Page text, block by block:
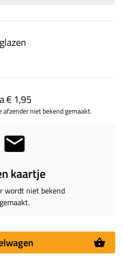
€ 1,95
afzender niet bekend gemaakt.
kaartje
wordt niet bekend
gemaakt.